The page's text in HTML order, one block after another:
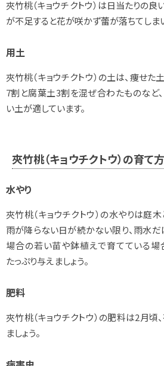
夾竹桃（キョウチクトウ）は日当たりの良
が不足すると花が咲かず蕾が落ちてしま
用土
夾竹桃（キョウチクトウ）の土は、痩せた
7割と腐葉土3割を混ぜ合わたものなど
い土が適しています。
夾竹桃（キョウチクトウ）の育て
水やり
夾竹桃（キョウチクトウ）の水やりは庭
雨が降らない日が続かない限り、雨水だ
場合の若い苗や鉢植えで育てている
たっぷり与えましょう。
肥料
夾竹桃（キョウチクトウ）の肥料は2月
ましょう。